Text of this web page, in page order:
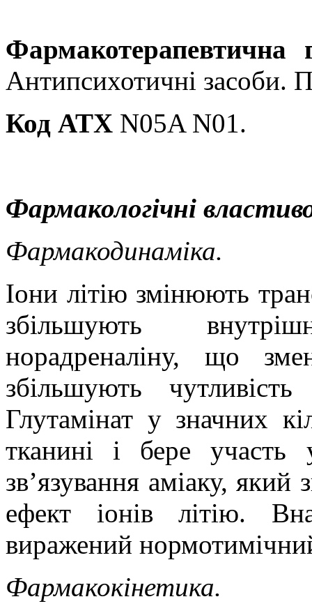
Антипсихотичні засоби.
Код АТХ N05A N01.
Фармакологічні
Фармакодинаміка.
Іони літію змінюють
збільшують
норадреналіну, що
збільшують
Глутамінат у значних
тканині і бере участь
зв’язування аміаку,
ефект іонів літію.
виражений
Фармакокінетика.